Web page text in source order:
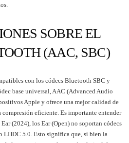
SOBRE EL
(AAC, SBC)
con los códecs Bluetooth SBC y
base universal, AAC (Advanced Audio
Apple y ofrece una mejor calidad de
eficiente. Es importante entender
(2024), los Ear (Open) no soportan códecs
LHDC 5.0. Esto significa que, si bien la